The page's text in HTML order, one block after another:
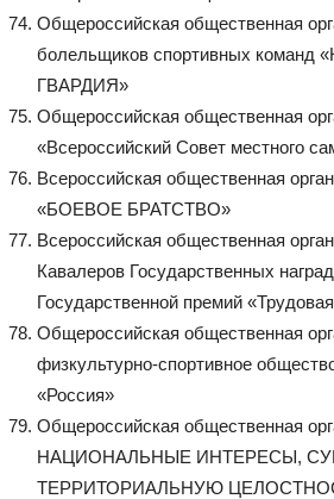
Общероссийская общественная
болельщиков спортивных
ГВАРДИЯ»
Общероссийская общественная
«Всероссийский Совет местного
Всероссийская общественная
«БОЕВОЕ БРАТСТВО»
Всероссийская общественная
Кавалеров Государственных
Государственной премий
Общероссийская общественная
физкультурно-спортивное
«Россия»
Общероссийская общественная
НАЦИОНАЛЬНЫЕ ИНТЕРЕСЫ,
ТЕРРИТОРИАЛЬНУЮ